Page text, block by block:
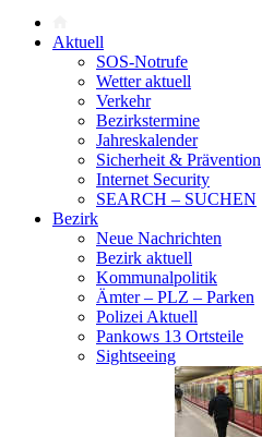
Aktuell
SOS-Notrufe
Wetter aktuell
Verkehr
Bezirkstermine
Jahreskalender
Sicherheit & Prävention
Internet Security
SEARCH – SUCHEN
Bezirk
Neue Nachrichten
Bezirk aktuell
Kommunalpolitik
Ämter – PLZ – Parken
Polizei Aktuell
Pankows 13 Ortsteile
Sightseeing